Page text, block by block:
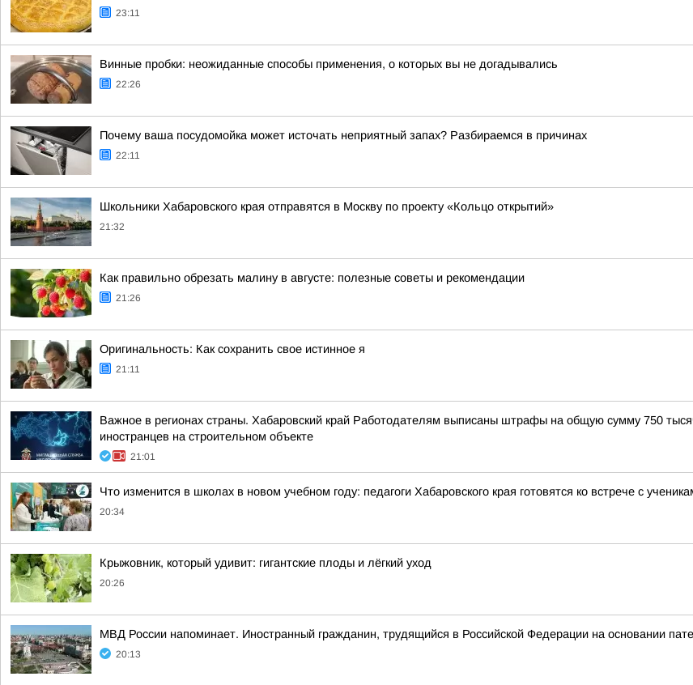
23:11
Винные пробки: неожиданные способы применения, о которых вы не догадывались
22:26
Почему ваша посудомойка может источать неприятный запах? Разбираемся в причинах
22:11
Школьники Хабаровского края отправятся в Москву по проекту «Кольцо открытий»
21:32
Как правильно обрезать малину в августе: полезные советы и рекомендации
21:26
Оригинальность: Как сохранить свое истинное я
21:11
Важное в регионах страны. Хабаровский край Работодателям выписаны штрафы на общую сумму 750
иностранцев на строительном объекте
21:01
Что изменится в школах в новом учебном году: педагоги Хабаровского края готовятся ко встрече с
20:34
Крыжовник, который удивит: гигантские плоды и лёгкий уход
20:26
МВД России напоминает. Иностранный гражданин, трудящийся в Российской Федерации на основании
20:13